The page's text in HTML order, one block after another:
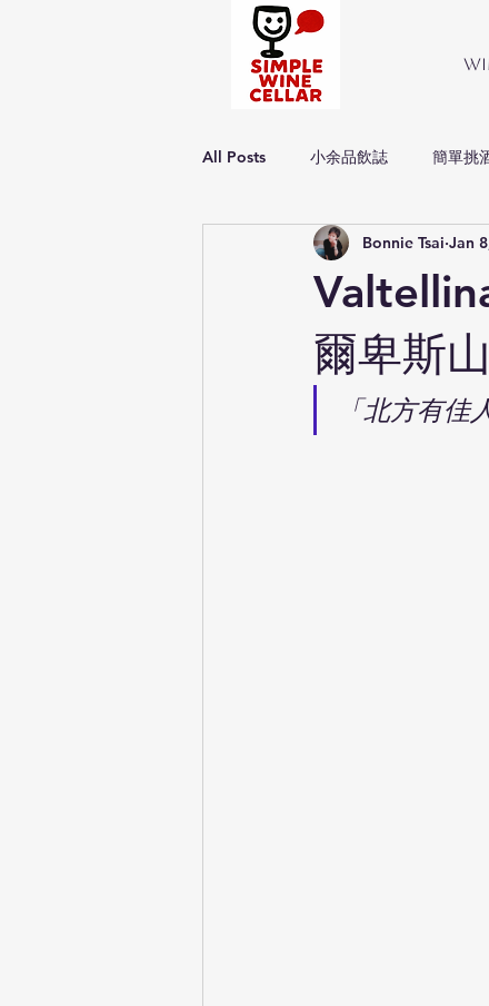
All Posts 小余品飲誌 簡單挑
Simple about wine 簡單品
爾卑斯
Bonnie Tsai Jan
「北方有